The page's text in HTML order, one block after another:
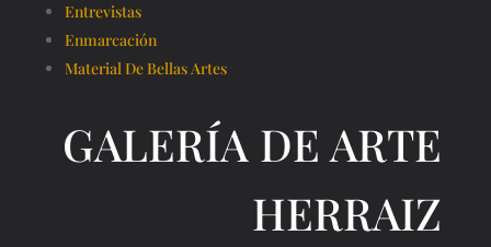
Entrevistas
Enmarcación
Material De Bellas Artes
GALERÍA DE ARTE
HERRAIZ